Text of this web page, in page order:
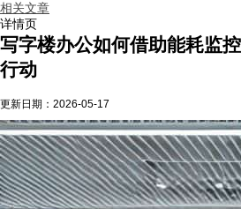
相关文章
详情页
写字楼办公如何借助能耗监
行动
更新日期： 2026-05-17